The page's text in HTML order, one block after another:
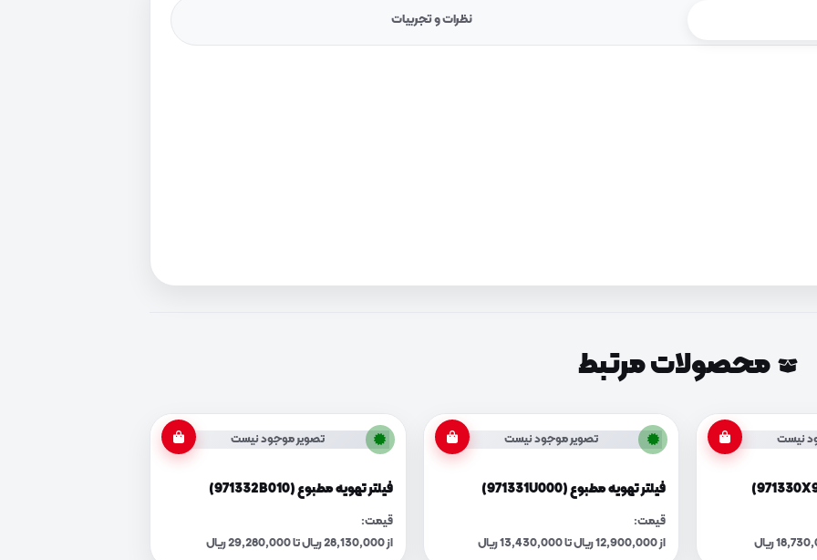
نظرات و تجربیات
محصولات مرتبط
نیست تصویر موجود نیست
فیلتر تهویه مطبوع (971331U000)
قیمت:
از 12,900,000 ریال تا 13,430,000 ریال
تصویر موجود نیست
فیلتر تهویه مطبوع (971332B010)
قیمت:
از 28,130,000 ریال تا 29,280,000 ریال